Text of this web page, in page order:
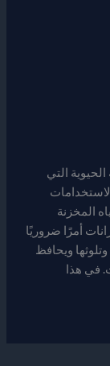
التي
المخزنة
أمرًا ضروريًا
ويحافظ
في هذا